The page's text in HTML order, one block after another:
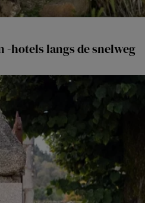
-hotels langs de snelweg